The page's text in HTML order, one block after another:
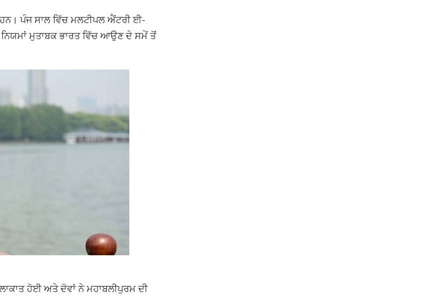
ਪੰਜ ਸਾਲ ਵਿੱਚ ਮਲਟੀਪਲ ਐਂਟਰੀ ਈ-
ਮੁਤਾਬਕ ਭਾਰਤ ਵਿੱਚ ਆਉਣ ਦੇ ਸਮੇਂ ਤੋਂ
ਹੋਈ ਅਤੇ ਦੋਵਾਂ ਨੇ ਮਹਾਬਲੀਪੁਰਮ ਦੀ